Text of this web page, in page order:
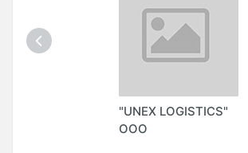
"UNEX LOGISTICS"
ООО